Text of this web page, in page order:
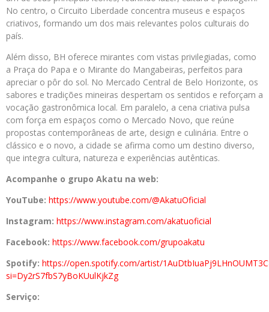
No centro, o Circuito Liberdade concentra museus e espaços
criativos, formando um dos mais relevantes polos culturais do
país.
Além disso, BH oferece mirantes com vistas privilegiadas, como
a Praça do Papa e o Mirante do Mangabeiras, perfeitos para
apreciar o pôr do sol. No Mercado Central de Belo Horizonte, os
sabores e tradições mineiras despertam os sentidos e reforçam a
vocação gastronômica local. Em paralelo, a cena criativa pulsa
com força em espaços como o Mercado Novo, que reúne
propostas contemporâneas de arte, design e culinária. Entre o
clássico e o novo, a cidade se afirma como um destino diverso,
que integra cultura, natureza e experiências autênticas.
Acompanhe o grupo Akatu na web:
YouTube: https://www.youtube.com/@AkatuOficial
Instagram: https://www.instagram.com/akatuoficial
Facebook: https://www.facebook.com/grupoakatu
Spotify: https://open.spotify.com/artist/
si=Dy2rS7fbS7yBoKUulKjkZg
Serviço: